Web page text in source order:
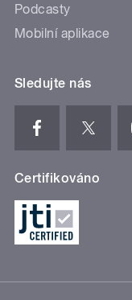
Podcasty
Mobilní aplikace
Sledujte nás
Certifikováno